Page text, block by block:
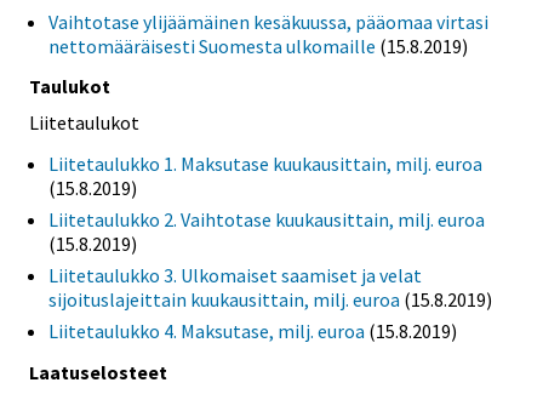
Vaihtotase ylijäämäinen kesäkuussa, pääomaa virtasi
nettomääräisesti Suomesta ulkomaille (15.8.2019)
Taulukot
Liitetaulukot
Liitetaulukko 1. Maksutase kuukausittain, milj. euroa
(15.8.2019)
Liitetaulukko 2. Vaihtotase kuukausittain, milj. euroa
(15.8.2019)
Liitetaulukko 3. Ulkomaiset saamiset ja velat
sijoituslajeittain kuukausittain, milj. euroa (15.8.2019)
Liitetaulukko 4. Maksutase, milj. euroa (15.8.2019)
Laatuselosteet